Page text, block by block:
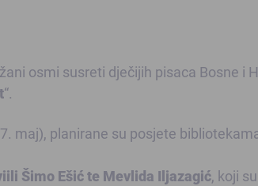
osmi susreti dječijih pisaca Bosne i
“.
maj), planirane su posjete
Šimo Ešić te Mevlida Iljazagić, koji